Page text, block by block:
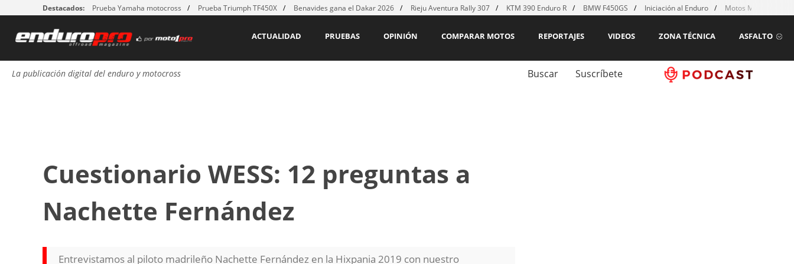
Destacados: Prueba Yamaha motocross Prueba Triumph TF450X Benavides gana el Dakar 2026 Rieju Aventura Rally 307 KTM 390 Enduro R BMW F450GS Iniciación al Enduro Motos MX para
ASFALTO
ZONA TÉCNICA
VIDEOS
REPORTAJES
COMPARAR MOTOS
OPINIÓN
PRUEBAS
ACTUALIDAD
La publicación digital del enduro y motocross Buscar Suscríbete
Cuestionario WESS: 12 preguntas a
Nachette Fernández
Entrevistamos al piloto madrileño Nachette Fernández en la Hixpania 2019 con nuestro